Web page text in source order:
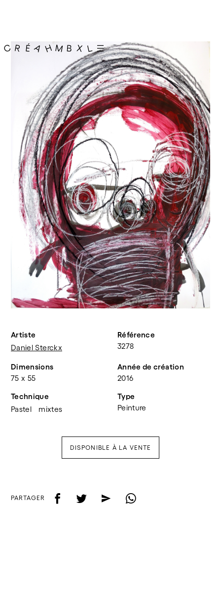
Artiste
Daniel Sterckx
Référence
3278
Dimensions
75 x 55
Année de création
2016
Technique
Pastel
mixtes
Type
Peinture
DISPONIBLE À LA VENTE
PARTAGER f t e w